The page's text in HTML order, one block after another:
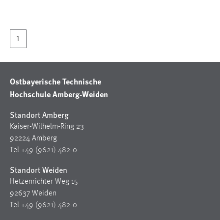
1
Ostbayerische Technische
Hochschule Amberg-Weiden
Standort Amberg
Kaiser-Wilhelm-Ring 23
92224 Amberg
Tel +49 (9621) 482-0
Standort Weiden
Hetzenrichter Weg 15
92637 Weiden
Tel +49 (9621) 482-0
Zweck:
Für performante Seitenauslieferung wird in diesem Cookie
Sprachpräferenz
Name:
Zweck:
Das Cookie speichert die gewählte Sprache der Website.